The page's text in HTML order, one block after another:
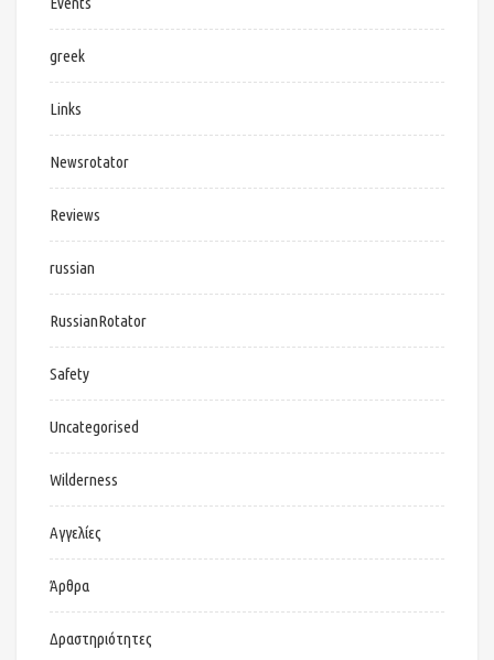
greek
Links
Newsrotator
Reviews
russian
RussianRotator
Safety
Uncategorised
Wilderness
Αγγελίες
Άρθρα
Δραστηριότητες